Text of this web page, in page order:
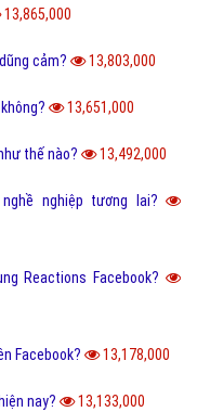
13,865,000
cảm? 13,803,000
13,651,000
thế nào? 13,492,000
nghiệp tương lai?
Reactions Facebook?
Facebook? 13,178,000
nay? 13,133,000